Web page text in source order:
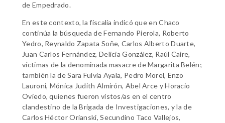
de Empedrado.
En este contexto, la fiscalía indicó que en Chaco
continúa la búsqueda de Fernando Pierola, Roberto
Yedro, Reynaldo Zapata Soñe, Carlos Alberto Duarte,
Juan Carlos Fernández, Delicia González, Raúl Caire,
víctimas de la denominada masacre de Margarita Belén;
también la de Sara Fulvia Ayala, Pedro Morel, Enzo
Lauroni, Mónica Judith Almirón, Abel Arce y Horacio
Oviedo, quienes fueron vistos/as en el centro
clandestino de la Brigada de Investigaciones, y la de
Carlos Héctor Orianski, Secundino Taco Vallejos,